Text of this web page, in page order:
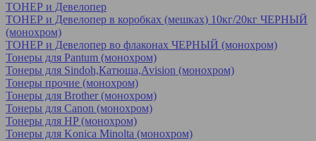
ТОНЕР и Девелопер
ТОНЕР и Девелопер в коробках (мешках) 10кг/20кг ЧЕРНЫЙ
(монохром)
ТОНЕР и Девелопер во флаконах ЧЕРНЫЙ (монохром)
Тонеры для Pantum (монохром)
Тонеры для Sindoh,Катюша,Avision (монохром)
Тонеры прочие (монохром)
Тонеры для Brother (монохром)
Тонеры для Canon (монохром)
Тонеры для HP (монохром)
Тонеры для Konica Minolta (монохром)